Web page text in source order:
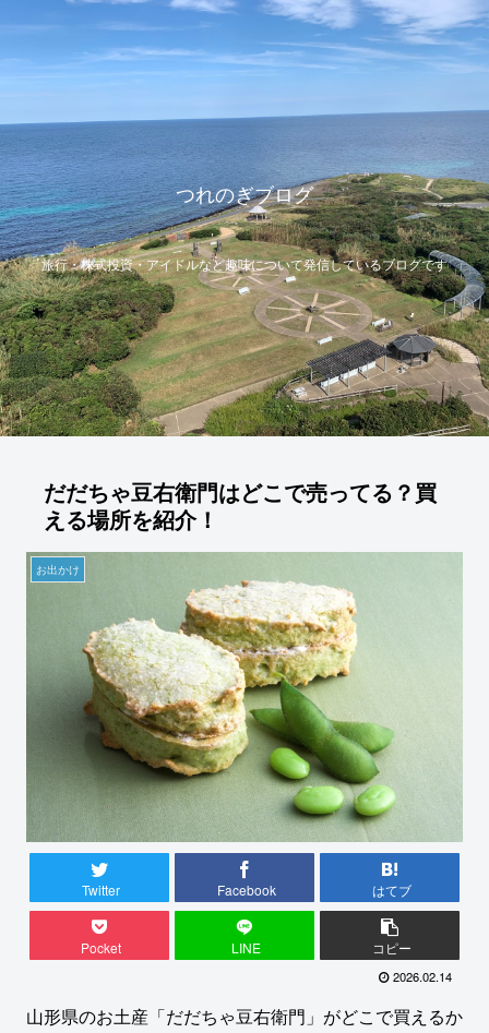
つれのぎブログ
旅行・株式投資・アイドルなど趣味について発信しているブログです
だだちゃ豆右衛門はどこで売ってる？買
える場所を紹介！
お出かけ
Twitter Facebook はてブ
Pocket LINE コピー
2026.02.14
山形県のお土産「だだちゃ豆右衛門」がどこで買えるか